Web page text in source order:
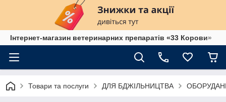
Інтернет-магазин ветеринарних препаратів «33 Корови»
Товари та послуги ДЛЯ БДЖІЛЬНИЦТВА